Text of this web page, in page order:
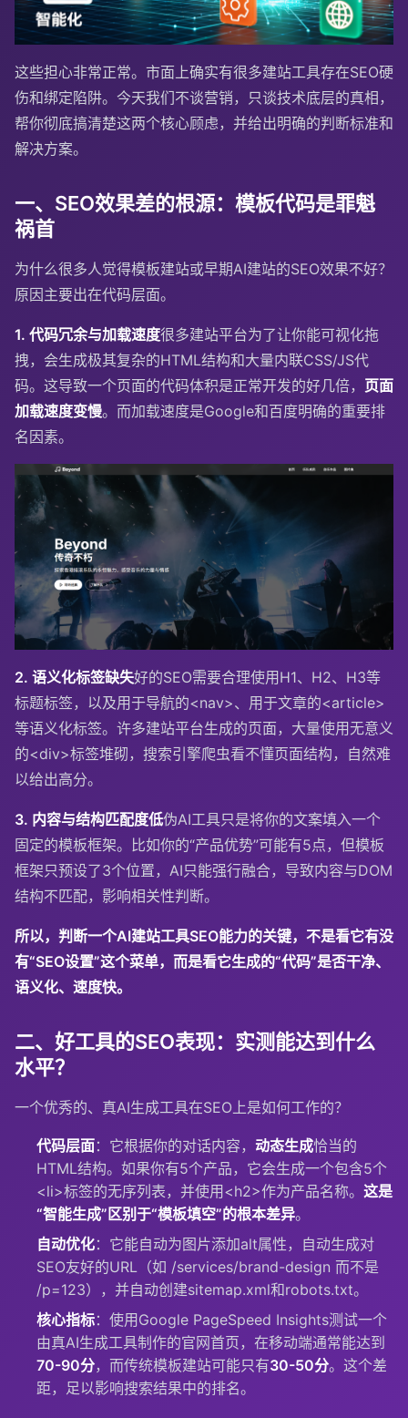
这些担心非常正常。市面上确实有很多建站工具存在SEO硬
伤和绑定陷阱。今天我们不谈营销，只谈技术底层的真相，
帮你彻底搞清楚这两个核心顾虑，并给出明确的判断标准和
解决方案。
一、SEO效果差的根源：模板代码是罪魁
祸首
为什么很多人觉得模板建站或早期AI建站的SEO效果不好？
原因主要出在代码层面。
1. 代码冗余与加载速度很多建站平台为了让你能可视化拖
拽，会生成极其复杂的HTML结构和大量内联CSS/JS代
码。这导致一个页面的代码体积是正常开发的好几倍， 页面
加载速度变慢。而加载速度是Google和百度明确的重要排
名因素。
2. 语义化标签缺失好的SEO需要合理使用H1、H2、H3等
标题标签，以及用于导航的<nav>、用于文章的<article>
等语义化标签。许多建站平台生成的页面，大量使用无意义
的<div>标签堆砌，搜索引擎爬虫看不懂页面结构，自然难
以给出高分。
3. 内容与结构匹配度低伪AI工具只是将你的文案填入一个
固定的模板框架。比如你的“产品优势”可能有5点，但模板
框架只预设了3个位置，AI只能强行融合，导致内容与DOM
结构不匹配，影响相关性判断。
所以，判断一个AI建站工具SEO能力的关键，不是看它有没
有“SEO设置”这个菜单，而是看它生成的“代码”是否干净、
语义化、速度快。
二、好工具的SEO表现：实测能达到什么
水平？
一个优秀的、真AI生成工具在SEO上是如何工作的？
代码层面：它根据你的对话内容， 动态生成恰当的
HTML结构。如果你有5个产品，它会生成一个包含5个
<li>标签的无序列表，并使用 <h2>作为产品名称。 这是
“智能生成”区别于“模板填空”的根本差异。
自动优化：它能自动为图片添加alt属性，自动生成对
SEO友好的URL（如 /services/brand-design 而不是
/p=123），并自动创建sitemap.xml和robots.txt。
核心指标：使用Google PageSpeed Insights测试一个
由真AI生成工具制作的官网首页，在移动端通常能达到
70-90分，而传统模板建站可能只有30-50分。这个差
距，足以影响搜索结果中的排名。